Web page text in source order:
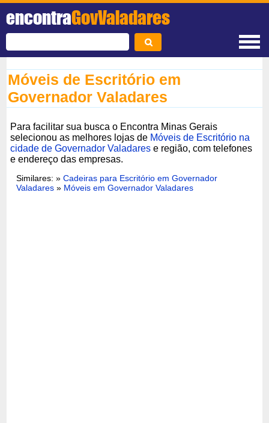
encontraGovValadares
Móveis de Escritório em
Governador Valadares
Para facilitar sua busca o Encontra Minas Gerais
selecionou as melhores lojas de Móveis de Escritório na
cidade de Governador Valadares e região, com telefones
e endereço das empresas.
Similares: »Cadeiras para Escritório em Governador
Valadares » Móveis em Governador Valadares